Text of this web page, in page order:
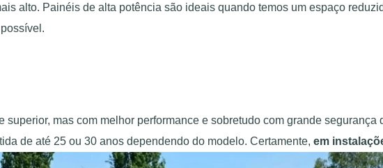
alto. Painéis de alta potência são ideais quando temos um espaço
mas com melhor performance e sobretudo com grande
de até 25 ou 30 anos dependendo do modelo. Certamente, em